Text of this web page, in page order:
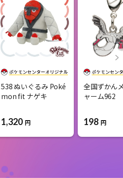
538 ぬいぐるみ Poké
mon fit ナゲキ
1,320 円
全国ずかん
ャーム962
198 円